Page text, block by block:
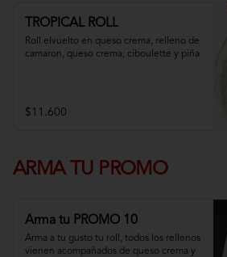
TROPICAL ROLL
Roll elvuelto en queso crema, relleno de
camaron, queso crema, ciboulette y piña
$11.600
ARMA TU PROMO
Arma tu PROMO 10
Arma a tu gusto tu roll, todos los rellenos
vienen acompañados de queso crema y